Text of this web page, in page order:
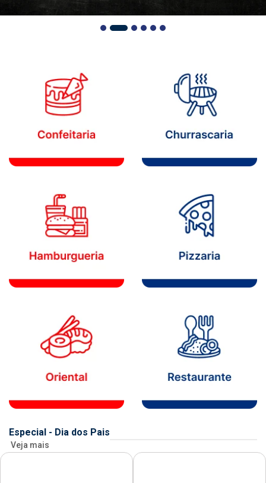
Especial - Dia dos Pais
Veja mais